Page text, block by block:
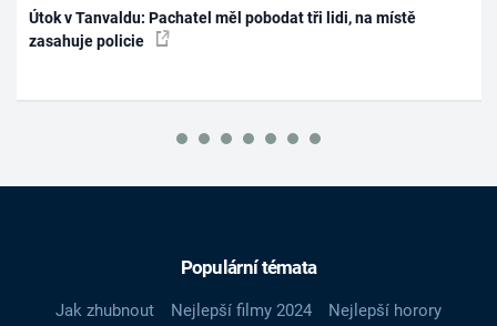
Útok v Tanvaldu: Pachatel měl pobodat tři lidi, na místě
zasahuje policie
Populární témata
Jak zhubnout Nejlepší filmy 2024
Nejlepší horory